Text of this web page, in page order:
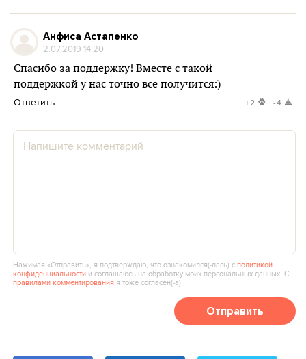
Анфиса Астапенко
2.07.2019 14:20
Спасибо за поддержку! Вместе с такой
поддержкой у нас точно все получится:)
Ответить +2 -4
Нажимая «Отправить», я подтверждаю, что ознакомился(‑лась) сполитикой
конфиденциальности и соглашаюсь на обработку моих персональных данных. С
правилами комментирования я тоже согласен(‑а).
Отправить